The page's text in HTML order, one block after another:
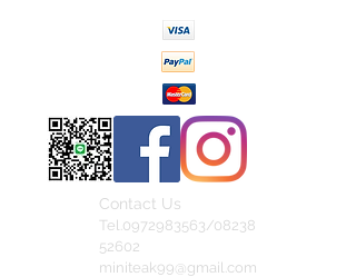
Contact Us
Tel.0972983563/08238
52602
miniteak99@gmail.com